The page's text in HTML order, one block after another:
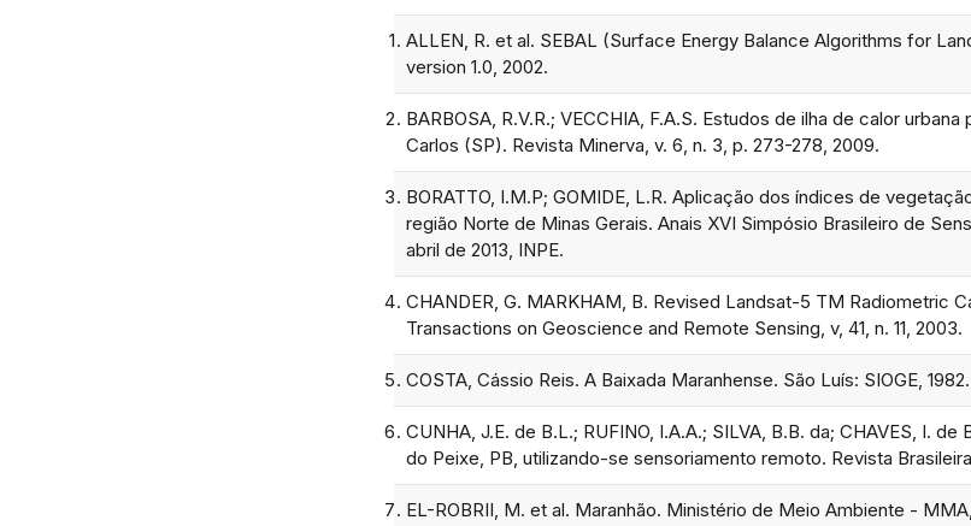
ALLEN, R. et al. SEBAL (Surface Energy Balance Algorithms for
version 1.0, 2002.
BARBOSA, R.V.R.; VECCHIA, F.A.S. Estudos de ilha de calor
Carlos (SP). Revista Minerva, v. 6, n. 3, p. 273-278, 2009.
BORATTO, I.M.P; GOMIDE, L.R. Aplicação dos índices de
região Norte de Minas Gerais. Anais XVI Simpósio Brasileiro de
abril de 2013, INPE.
CHANDER, G. MARKHAM, B. Revised Landsat-5 TM Radiometric
Transactions on Geoscience and Remote Sensing, v, 41, n. 11, 2003.
COSTA, Cássio Reis. A Baixada Maranhense. São Luís: SIOGE, 1982.
CUNHA, J.E. de B.L.; RUFINO, I.A.A.; SILVA, B.B. da; CHAVES, I.
do Peixe, PB, utilizando-se sensoriamento remoto. Revista
EL-ROBRII, M. et al. Maranhão. Ministério de Meio Ambiente -